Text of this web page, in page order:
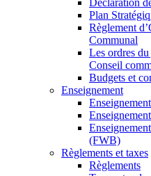
Déclaration
Plan
Règlement
Communal
Les ordres du
Conseil
Budgets et
Enseignement
(FWB)
Règlements et taxes
Règlements